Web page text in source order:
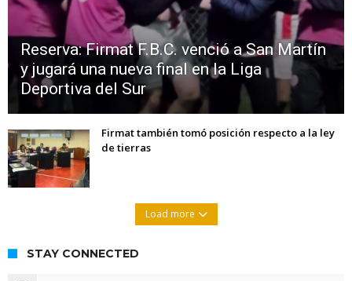
Reserva: Firmat F.B.C. venció a San Martín
y jugará una nueva final en la Liga
Deportiva del Sur
Firmat también tomó posición respecto a la ley
de tierras
Load more
STAY CONNECTED